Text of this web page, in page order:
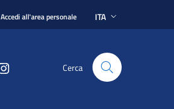
Accedi all'area personale ITA
Cerca